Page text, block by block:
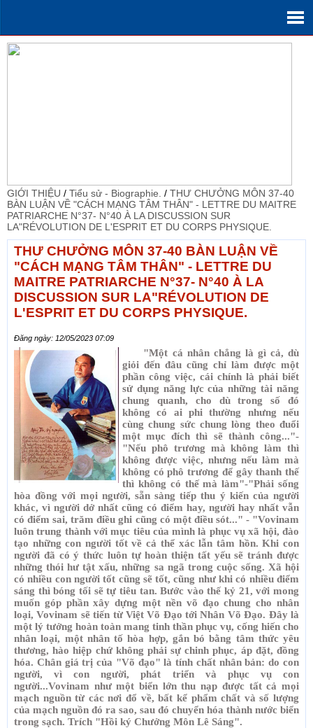
GIỚI THIỆU / Tiểu sử - Biographie. / THƯ CHƯỞNG MÔN 37-40
BÀN LUẬN VỀ "CÁCH MẠNG TÂM THÂN" - LETTRE DU MAITRE
PATRIARCHE N°37- N°40 À LA DISCUSSION SUR
LA"RÉVOLUTION DE L'ESPRIT ET DU CORPS PHYSIQUE.
THƯ CHƯỞNG MÔN 37-40 BÀN LUẬN VỀ
"CÁCH MẠNG TÂM THÂN" - LETTRE DU
MAITRE PATRIARCHE N°37- N°40 À LA
DISCUSSION SUR LA"RÉVOLUTION DE
L'ESPRIT ET DU CORPS PHYSIQUE.
Đăng ngày: 12/05/2023 07:09
"Một cá nhân chẳng là gì cả, dù
giỏi đến đâu cũng chỉ làm được một
phần công việc, cái chính là phải biết
sử dụng năng lực của những tài năng
chung quanh, cho dù trong số đó
không có ai phi thường nhưng nếu
cùng chung sức chung lòng theo đuổi
một mục đích thì sẽ thành công..."-
"Nếu phô trương mà không làm thì
không được việc, nhưng nếu làm mà
không có phô trương để gây thanh thế
thì không có thế mà làm"-"Phải sống
hòa đồng với mọi người, sẵn sàng tiếp thu ý kiến của người
khác, vì người dở nhất cũng có điểm hay, người hay nhất vẫn
có điểm sai, trăm điều ghi cũng có một điều sót..." - "Vovinam
luôn trung thành với mục tiêu của mình là phục vụ xã hội, đào
tạo những con người tốt về cả thể xác lẫn tâm hồn. Khi con
người đã có ý thức luôn tự hoàn thiện tất yếu sẽ tránh được
những thói hư tật xấu, những sa ngã trong cuộc sống. Xã hội
có nhiều con người tốt cũng sẽ tốt, cũng như khi có nhiều điểm
sáng thì bóng tối sẽ tự tiêu tan. Bước vào thế kỷ 21, với mong
muốn góp phần xây dựng một nền võ đạo chung cho nhân
loại, Vovinam sẽ tiến từ Việt Võ Đạo tới Nhân Võ Đạo. Đây là
một lý tưởng hoàn toàn mang tinh thần phục vụ, cống hiến cho
nhân loại, một nhân tố hòa hợp, gắn bó bằng tâm thức yêu
thương, hào hiệp chứ không phải sự chinh phục, áp đặt, đồng
hóa. Chân giá trị của "Võ đạo" là tính chất nhân bản: do con
người, vì con người, phát triển và phục vụ con
người...Vovinam như một biển lớn thu nạp được tất cả mọi
mạch nguồn từ các nơi đổ về, bất kể phẩm chất và số lượng
của mạch nguồn đó ra sao, sau đó chuyển hóa thành nước biển
trong sạch. Trích "Hồi ký Chưởng Môn Lê Sáng".